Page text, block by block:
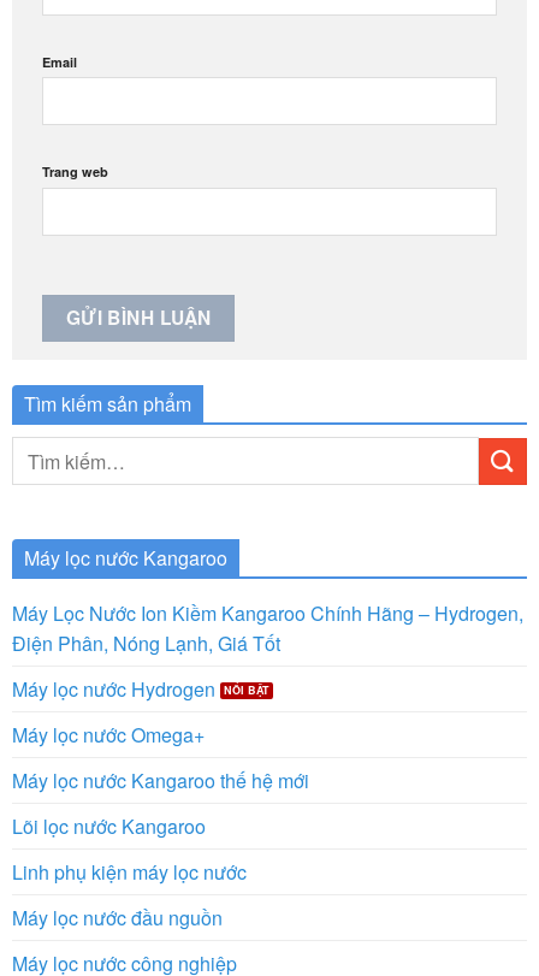
Email
Trang web
Tìm kiếm sản phẩm
kiếm:
Máy lọc nước Kangaroo
Máy Lọc Nước Ion Kiềm Kangaroo Chính Hãng – Hydrogen,
Điện Phân, Nóng Lạnh, Giá Tốt
Máy lọc nước Hydrogen
Máy lọc nước Omega+
Máy lọc nước Kangaroo thế hệ mới
Lõi lọc nước Kangaroo
Linh phụ kiện máy lọc nước
Máy lọc nước đầu nguồn
Máy lọc nước công nghiệp